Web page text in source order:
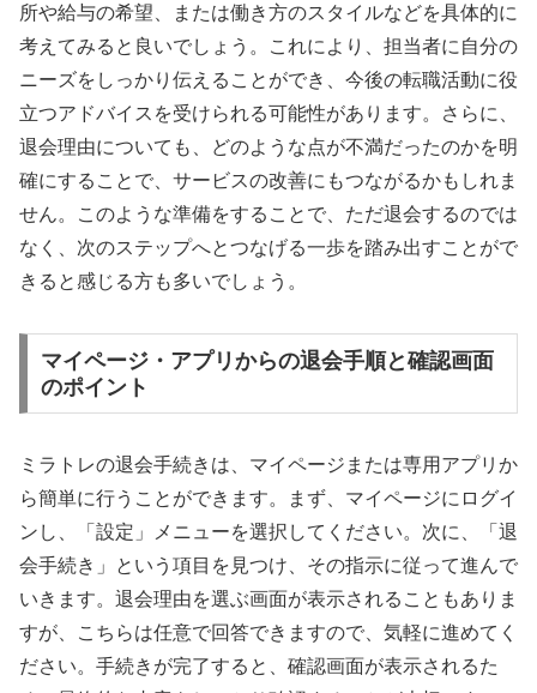
所や給与の希望、または働き方のスタイルなどを具体的に
考えてみると良いでしょう。これにより、担当者に自分の
ニーズをしっかり伝えることができ、今後の転職活動に役
立つアドバイスを受けられる可能性があります。さらに、
退会理由についても、どのような点が不満だったのかを明
確にすることで、サービスの改善にもつながるかもしれま
せん。このような準備をすることで、ただ退会するのでは
なく、次のステップへとつなげる一歩を踏み出すことがで
きると感じる方も多いでしょう。
マイページ・アプリからの退会手順と確認画面
のポイント
ミラトレの退会手続きは、マイページまたは専用アプリか
ら簡単に行うことができます。まず、マイページにログイ
ンし、「設定」メニューを選択してください。次に、「退
会手続き」という項目を見つけ、その指示に従って進んで
いきます。退会理由を選ぶ画面が表示されることもありま
すが、こちらは任意で回答できますので、気軽に進めてく
ださい。手続きが完了すると、確認画面が表示されるた